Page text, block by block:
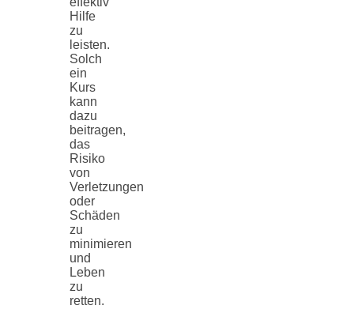
Hilfe
zu
leisten.
Solch
ein
Kurs
kann
dazu
beitragen,
das
Risiko
von
Verletzungen
oder
Schäden
zu
minimieren
und
Leben
zu
retten.